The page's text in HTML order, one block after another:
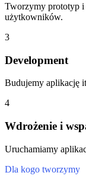
Tworzymy prototyp i
użytkowników.
3
Development
Budujemy aplikację
4
Wdrożenie i
Uruchamiamy
Dla kogo tworzymy